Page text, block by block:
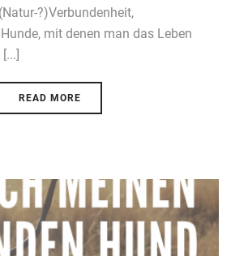
?)Verbundenheit,
mit denen man das Leben
READ MORE